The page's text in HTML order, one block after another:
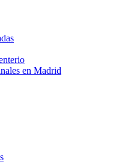
en Madrid